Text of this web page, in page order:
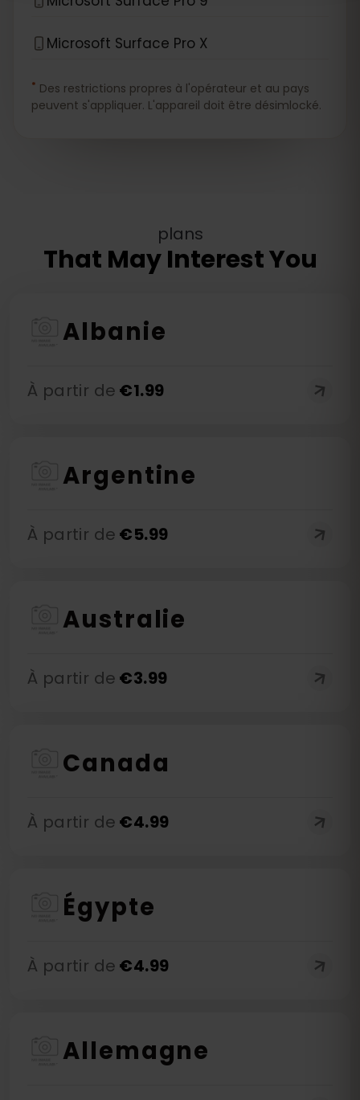
Microsoft Surface Pro X
* Des restrictions propres à l'opérateur et au pays
peuvent s'appliquer. L'appareil doit être désimlocké.
plans
That May Interest You
Albanie
À partir de €1.99
Argentine
À partir de €5.99
Australie
À partir de €3.99
Canada
À partir de €4.99
Égypte
À partir de €4.99
Allemagne